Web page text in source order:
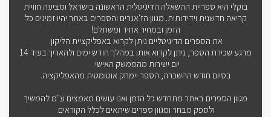
בוקלי היא ספריית ההשאלה הדיגיטלית הראשונה בישראל ומציעה חוויית
קריאה חדשנית וידידותית. מגוון הז'אנרים והספרים באתר יהיו זמינים כל
הזמן ובמחיר אחיד ומשתלם!
את הספרים הדיגיטליים ניתן לקרוא באפליקציית הליקון.
מרגע שכירת הספר, ניתן לקרוא אותו במהלך חודש ימים ולהאריך בעוד 14
יום ישירות מהממשק האישי.
בסיום חודש ההשכרה, הספר יימחק אוטומטית מהאפליקציה.
מגוון הספרים באתר מתחדש כל הזמן ואנו עושים מאמצים ע"מ להמשיך
ולספק מבחר ומגוון ספרים שיתאים לכלל הקוראים.